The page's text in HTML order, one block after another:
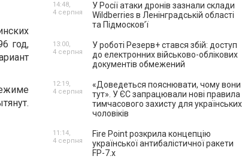
год,
У Росії атаки дронів зазнали склади
Wildberries в Ленінградській області
та Підмосков’ї
14:48,
4 серпня
У роботі Резерв+ стався збій: доступ
до електронних військово-облікових
документів обмежений
13:00,
4 серпня
«Доведеться пояснювати, чому вони
тут». У ЄС запрацювали нові правила
тимчасового захисту для українських
чоловіків
12:19,
4 серпня
Fire Point розкрила концепцію
української антибалістичної ракети
FP-7.x
11:14,
4 серпня